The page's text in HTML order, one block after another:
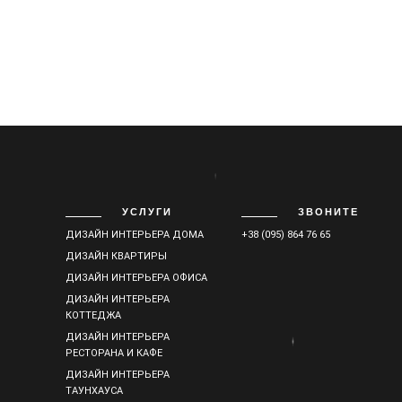
УСЛУГИ
ДИЗАЙН ИНТЕРЬЕРА ДОМА
ДИЗАЙН КВАРТИРЫ
ДИЗАЙН ИНТЕРЬЕРА ОФИСА
ДИЗАЙН ИНТЕРЬЕРА
КОТТЕДЖА
ДИЗАЙН ИНТЕРЬЕРА
РЕСТОРАНА И КАФЕ
ДИЗАЙН ИНТЕРЬЕРА
ТАУНХАУСА
ЗВОНИТЕ
+38 (095) 864 76 65